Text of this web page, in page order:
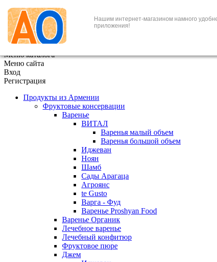
Нашим интернет-магазином намного
приложения!
+7 (495) 646-888-1
В корзине 0 товаров
Меню каталога
Меню сайта
Вход
Регистрация
Продукты из Армении
Фруктовые консервации
Варенье
ВИТАЛ
Варенья малый объем
Варенья большой объем
Иджеван
Ноян
Шамб
Сады Арагаца
Агроянс
te Gusto
Варга - Фуд
Варенье Proshyan Food
Варенье Органик
Лечебное варенье
Лечебный конфитюр
Фруктовое пюре
Джем